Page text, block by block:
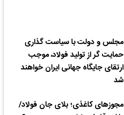
مجلس و دولت با سیاست گذاری
حمایت گر از تولید فولاد، موجب
ارتقای جایگاه جهانی ایران خواهند
شد
مجوزهای کاغذی؛ بلای جان فولاد/